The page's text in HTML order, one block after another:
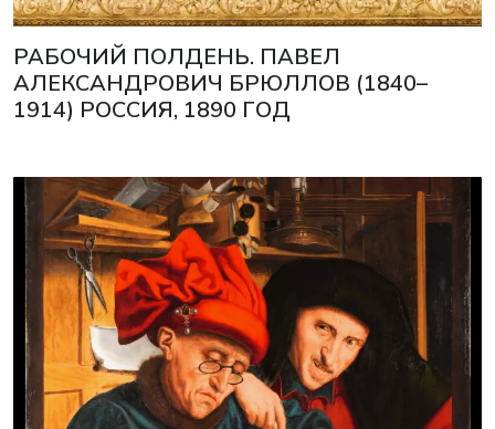
РАБОЧИЙ ПОЛДЕНЬ. ПАВЕЛ
АЛЕКСАНДРОВИЧ БРЮЛЛОВ (1840–
1914) РОССИЯ, 1890 ГОД